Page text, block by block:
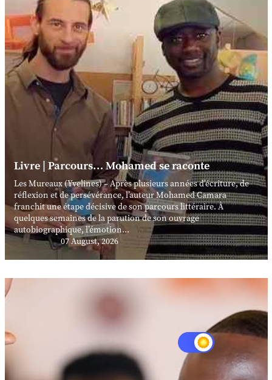
Livre | Parcours… Mohamed se raconte
Les Mureaux (Yvelines) – Après plusieurs années d’écriture, de
réflexion et de persévérance, l’auteur Mohamed Camara
franchit une étape décisive de son parcours littéraire. À
quelques semaines de la parution de son ouvrage
autobiographique, l’émotion...
07 August, 2026